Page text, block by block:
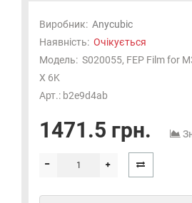
Виробник: Anycubic
Наявність: Очікується
Модель: S020055, FEP Film for
X 6K
Арт.: b2e9d4ab
1471.5 грн.